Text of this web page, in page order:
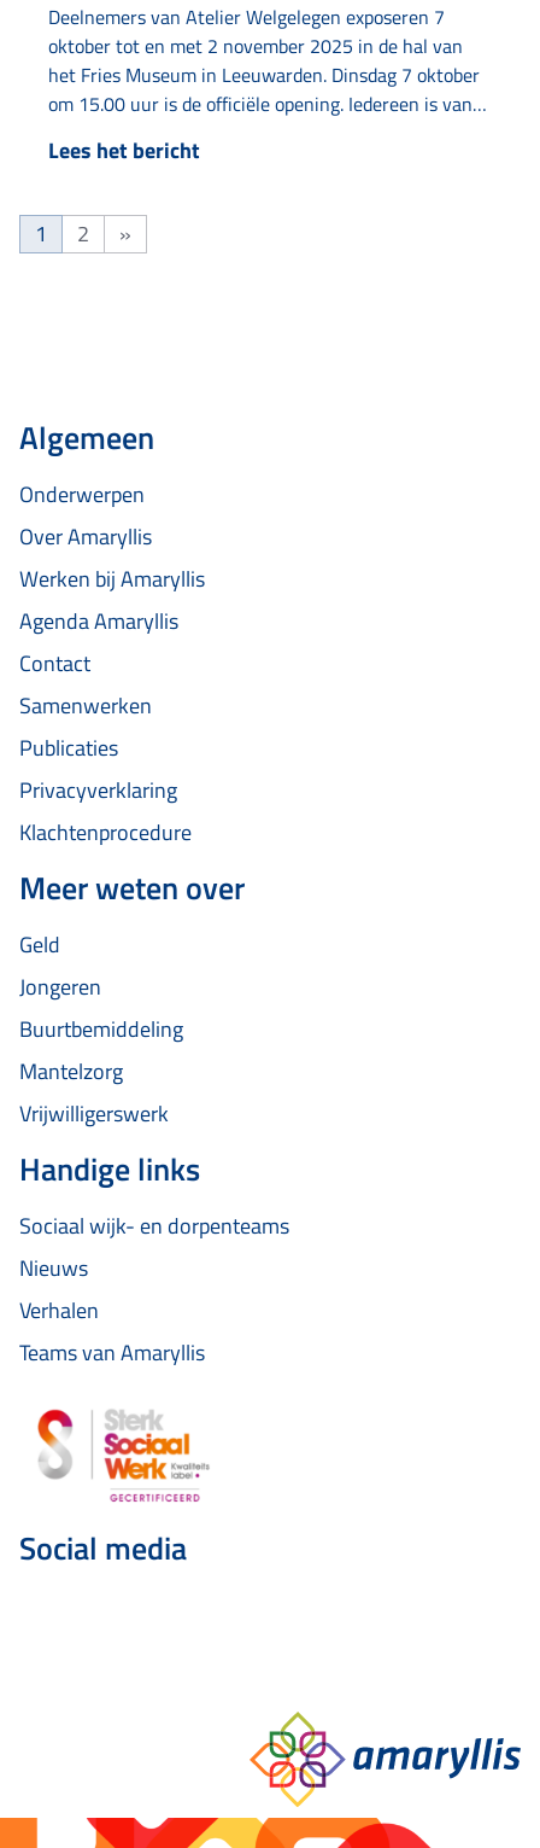
Deelnemers van Atelier Welgelegen exposeren 7
oktober tot en met 2 november 2025 in de hal van
het Fries Museum in Leeuwarden. Dinsdag 7 oktober
om 15.00 uur is de officiële opening. Iedereen is van
entree van deze expositie in de hal is gratis.
Lees het bericht
Pagina
1 Pagina
2 Volgende pagina
»
Algemeen
Onderwerpen
Over Amaryllis
Werken bij Amaryllis
Agenda Amaryllis
Contact
Samenwerken
Publicaties
Privacyverklaring
Klachtenprocedure
Meer weten over
Geld
Jongeren
Buurtbemiddeling
Mantelzorg
Vrijwilligerswerk
Handige links
Sociaal wijk- en dorpenteams
Nieuws
Verhalen
Teams van Amaryllis
Social media